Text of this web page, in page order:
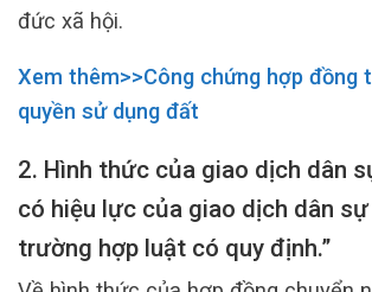
đức xã hội.
Xem thêm>>Công chứng hợp đồng
quyền sử dụng đất
2. Hình thức của giao dịch dân
có hiệu lực của giao dịch dân
trường hợp luật có quy định.”